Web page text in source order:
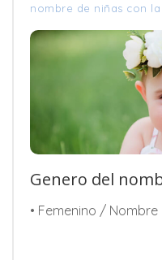
nombre de niñas con
Genero del
• Femenino / Nombre